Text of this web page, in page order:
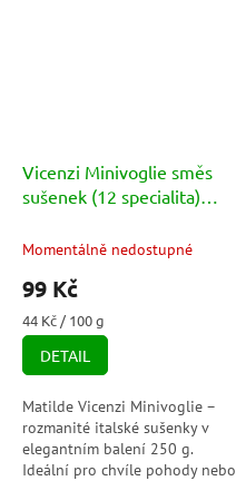
Vicenzi Minivoglie směs
sušenek (12 specialita)
Momentálně nedostupné
99 Kč
Měrná
cena:
44 Kč / 100 g
DETAIL
Matilde Vicenzi Minivoglie –
rozmanité italské sušenky v
elegantním balení 250 g.
Ideální pro chvíle pohody nebo